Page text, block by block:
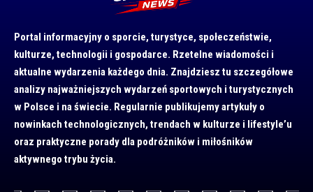
Portal informacyjny o sporcie, turystyce, społeczeństwie,
kulturze, technologii i gospodarce. Rzetelne wiadomości i
aktualne wydarzenia każdego dnia. Znajdziesz tu szczegółowe
analizy najważniejszych wydarzeń sportowych i turystycznych
w Polsce i na świecie. Regularnie publikujemy artykuły o
nowinkach technologicznych, trendach w kulturze i lifestyle’u
oraz praktyczne porady dla podróżników i miłośników
aktywnego trybu życia.